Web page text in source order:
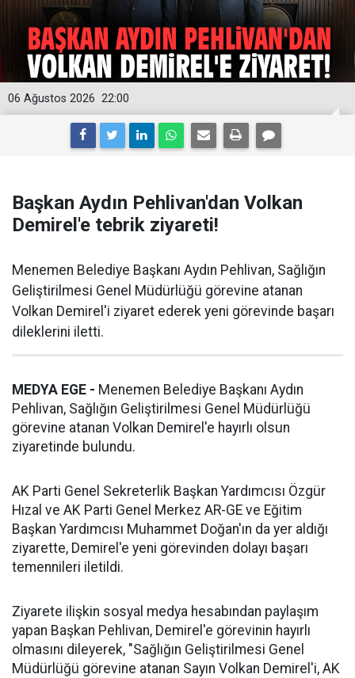
22:00
06 Ağustos 2026
Başkan Aydın Pehlivan'dan Volkan
Demirel'e tebrik ziyareti!
Menemen Belediye Başkanı Aydın Pehlivan, Sağlığın
Geliştirilmesi Genel Müdürlüğü görevine atanan
Volkan Demirel'i ziyaret ederek yeni görevinde başarı
dileklerini iletti.
MEDYA EGE - Menemen Belediye Başkanı Aydın
Pehlivan, Sağlığın Geliştirilmesi Genel Müdürlüğü
görevine atanan Volkan Demirel'e hayırlı olsun
ziyaretinde bulundu.
AK Parti Genel Sekreterlik Başkan Yardımcısı Özgür
Hızal ve AK Parti Genel Merkez AR-GE ve Eğitim
Başkan Yardımcısı Muhammet Doğan'ın da yer aldığı
ziyarette, Demirel'e yeni görevinden dolayı başarı
temennileri iletildi.
Ziyarete ilişkin sosyal medya hesabından paylaşım
yapan Başkan Pehlivan, Demirel'e görevinin hayırlı
olmasını dileyerek, "Sağlığın Geliştirilmesi Genel
Müdürlüğü görevine atanan Sayın Volkan Demirel'i, AK